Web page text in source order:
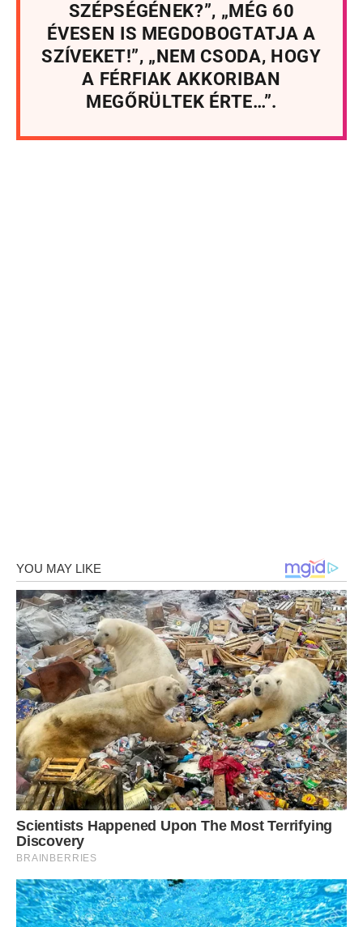
SZÉPSÉGÉNEK?”, „MÉG 60
ÉVESEN IS MEGDOBOGTATJA A
SZÍVEKET!”, „NEM CSODA, HOGY
A FÉRFIAK AKKORIBAN
MEGŐRÜLTEK ÉRTE…”.